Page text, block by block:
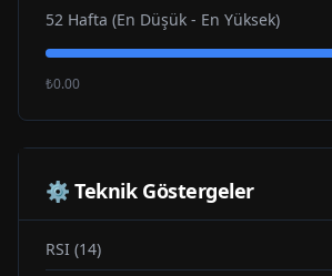
52 Hafta (En Düşük - En Yüksek)
₺0.00
⚙️ Teknik Göstergeler
RSI (14)